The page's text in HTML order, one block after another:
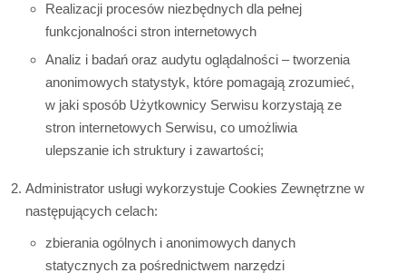
Realizacji procesów niezbędnych dla pełnej
funkcjonalności stron internetowych
Analiz i badań oraz audytu oglądalności – tworzenia
anonimowych statystyk, które pomagają zrozumieć,
w jaki sposób Użytkownicy Serwisu korzystają ze
stron internetowych Serwisu, co umożliwia
ulepszanie ich struktury i zawartości;
Administrator usługi wykorzystuje Cookies Zewnętrzne w
następujących celach:
zbierania ogólnych i anonimowych danych
statycznych za pośrednictwem narzędzi